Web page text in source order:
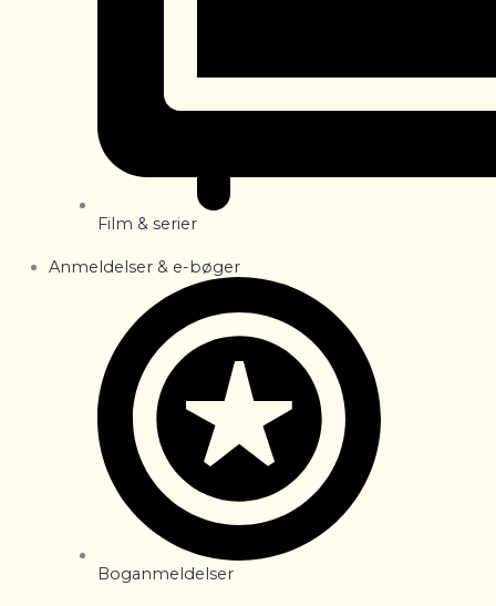
Film & serier
Anmeldelser & e-bøger
Boganmeldelser